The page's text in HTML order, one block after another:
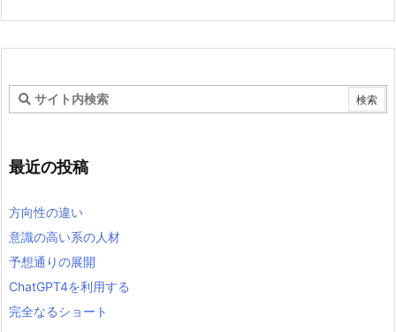
最近の投稿
方向性の違い
意識の高い系の人材
予想通りの展開
ChatGPT4を利用する
完全なるショート